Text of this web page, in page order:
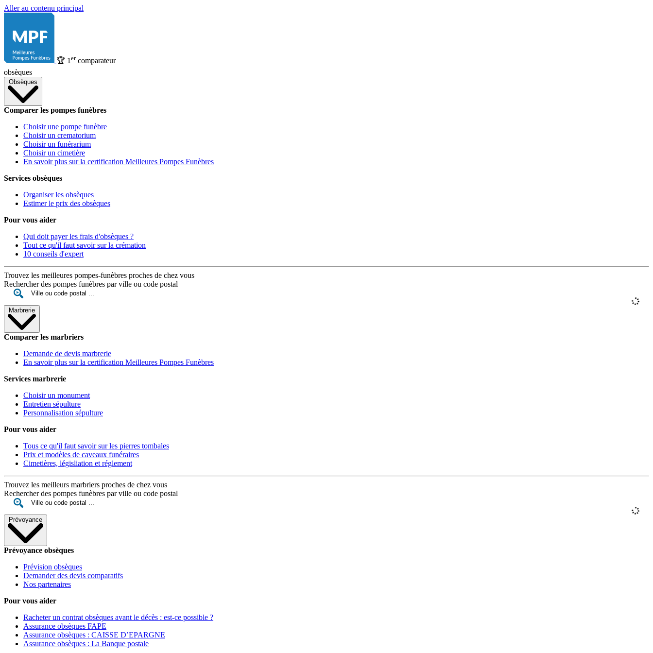
Aller au contenu principal
🏆 1 ercomparateur
obsèques
Obsèques
Comparer les pompes funèbres
Choisir une pompe funèbre
Choisir un crematorium
Choisir un funérarium
Choisir un cimetière
En savoir plus sur la certification Meilleures Pompes Funèbres
Services obsèques
Organiser les obsèques
Estimer le prix des obsèques
Pour vous aider
Qui doit payer les frais d'obsèques ?
Tout ce qu'il faut savoir sur la crémation
10 conseils d'expert
Trouvez les meilleures pompes-funèbres proches de chez vous
Rechercher des pompes funèbres par ville ou code postal
Marbrerie
Comparer les marbriers
Demande de devis marbrerie
En savoir plus sur la certification Meilleures Pompes Funèbres
Services marbrerie
Choisir un monument
Entretien sépulture
Personnalisation sépulture
Pour vous aider
Tous ce qu'il faut savoir sur les pierres tombales
Prix et modèles de caveaux funéraires
Cimetières, législiation et réglement
Trouvez les meilleurs marbriers proches de chez vous
Rechercher des pompes funèbres par ville ou code postal
Prévoyance
Prévoyance obsèques
Prévision obsèques
Demander des devis comparatifs
Nos partenaires
Pour vous aider
Racheter un contrat obsèques avant le décès : est-ce possible ?
Assurance obsèques FAPE
Assurance obsèques : CAISSE D’EPARGNE
Assurance obsèques : La Banque postale